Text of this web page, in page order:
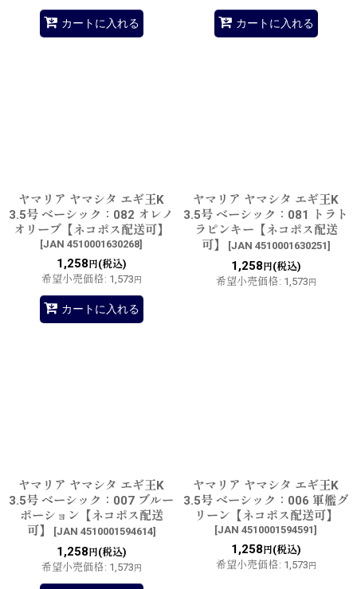
カートに入れる カートに入れる
ヤマリア ヤマシタ エギ王K
3.5号 ベーシック：082 オレノ
オリーブ【ネコポス配送可】
[JAN 4510001630268]
1,258 円(税込)
希望小売価格: 1,573 円
カートに入れる
ヤマリア ヤマシタ エギ王K
3.5号 ベーシック：081 トラト
ラピンキー【ネコポス配送
可】
[JAN 4510001630251]
1,258 円(税込)
希望小売価格: 1,573 円
ヤマリア ヤマシタ エギ王K
3.5号 ベーシック：007 ブルー
ポーション【ネコポス配送
可】
[JAN 4510001594614]
1,258 円(税込)
希望小売価格: 1,573 円
ヤマリア ヤマシタ エギ王K
3.5号 ベーシック：006 軍艦グ
リーン【ネコポス配送可】
[JAN 4510001594591]
1,258 円(税込)
希望小売価格: 1,573 円